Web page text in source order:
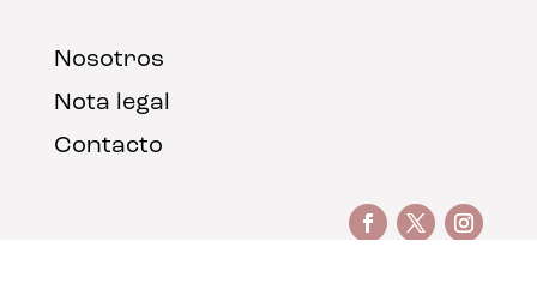
Nosotros
Nota legal
Contacto